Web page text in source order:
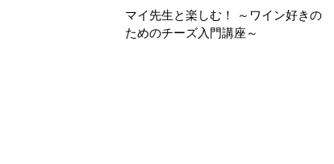
マイ先生と楽しむ！ ～ワイン好きの
ためのチーズ入門講座～